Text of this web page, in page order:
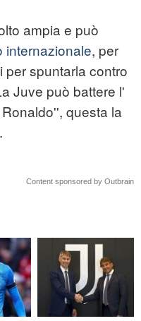
ampia e può
internazionale, per
per spuntarla contro
Juve può battere l'
questa la
Content sponsored by Outbrain